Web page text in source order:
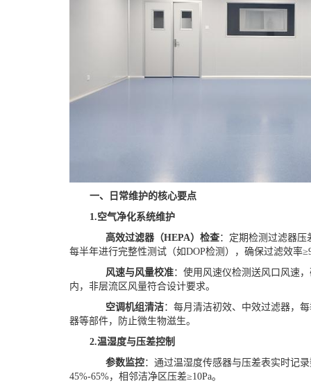
一、日常维护的核心要点
1.空气净化系统维护
高效过滤器（HEPA）检查：定期检测过滤器压
每半年进行完整性测试（如DOP检测），确保过滤效率
风速与风量校准：使用风速仪检测送风口风速
内，非层流区风量符合设计要求。
空调机组清洁：每月清洁初效、中效过滤器，
器等部件，防止微生物滋生。
2.温湿度与压差控制
参数监控：通过温湿度传感器与压差表实时记
45%-65%，相邻洁净区压差≥10Pa。